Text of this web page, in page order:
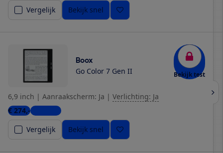
Vergelijk
Bekijk snel
Boox
Go Color 7 Gen II Bekijk test
6,9 inch | Aanraakscherm: Ja | Verlichting: Ja
€ 274,-3 winkels
Vergelijk
Bekijk snel